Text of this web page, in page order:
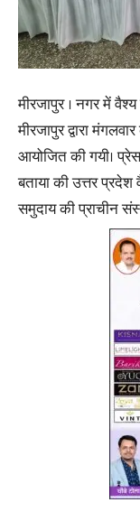
मीरजापुर । नगर में
मीरजापुर द्वारा
आयोजित की गयी।
बताया की उत्तर
समुदाय की प्राचीन